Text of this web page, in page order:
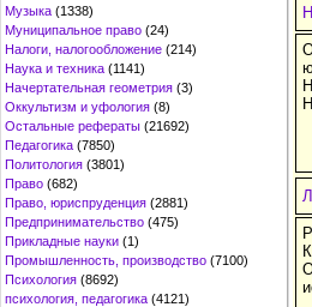
Музыка (1338)
Муниципальное право (24)
Налоги, налогообложение (214)
Наука и техника (1141)
Начертательная геометрия (3)
Оккультизм и уфология (8)
Остальные рефераты (21692)
Педагогика (7850)
Политология (3801)
Право (682)
Право, юриспруденция (2881)
Предпринимательство (475)
Прикладные науки (1)
Промышленность, производство (7100)
Психология (8692)
психология, педагогика (4121)